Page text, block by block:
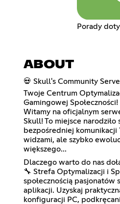
Porady
ABOUT
💀 Skull's Community
Twoje Centrum
Gamingowej Społeczności!
Witamy na oficjalnym
Skull! To miejsce narodziło
bezpośredniej komunikacji
widzami, ale szybko
większego...
Dlaczego warto do nas
🔧 Strefa Optymalizacji i
społecznością pasjonatów
aplikacji. Uzyskaj
konfiguracji PC,